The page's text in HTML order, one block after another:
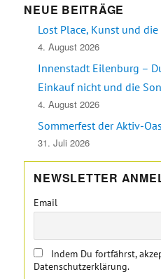
NEUE BEITRÄGE
Lost Place, Kunst und
4. August 2026
Innenstadt Eilenburg –
Einkauf nicht und die
4. August 2026
Sommerfest der Aktiv-
31. Juli 2026
NEWSLETTER
Email
Indem Du fortfährst,
Datenschutzerklärung.